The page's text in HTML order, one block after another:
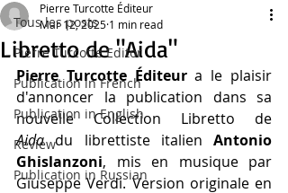
Tous les posts
Pierre Turcotte Editor
Publication in French
Publication in English
Review
Publication in Russian
Libretto de "Aida"
Pierre Turcotte Éditeur
Mar 12, 2025 1 min read
Pierre Turcotte Éditeur a le plaisir
d'annoncer la publication dans sa
Aida du librettiste italien Antonio
Ghislanzoni, mis en musique par
Giuseppe Verdi. Version originale en